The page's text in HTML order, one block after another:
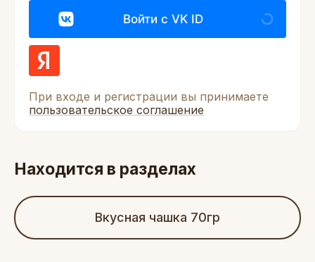
Войти с VK ID
При входе и регистрации вы принимаете
пользовательское соглашение
Находится в разделах
Вкусная чашка 70гр